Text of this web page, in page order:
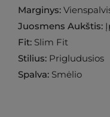
Marginys:
Juosmens Aukštis:
Fit: Slim Fit
Stilius: Prigludusios
Spalva: Smėlio